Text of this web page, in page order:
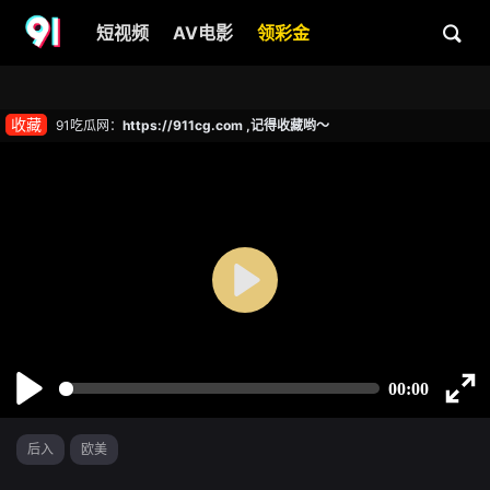
短视频 AV电影 领彩金
收藏 91吃瓜网： https://911cg.com ,记得收藏哟～
后入 欧美